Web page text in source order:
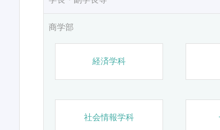
商学部
経済学科
社会情報学科